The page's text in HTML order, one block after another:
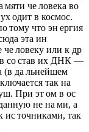
мяти че ловека во
одит в космос.
тому что эн ергия
эта ин
че ловеку или к др
в со став их ДНК —
(в да льнейшем
так на
При эт ом в ос
не на ми, а
ис точниками, так